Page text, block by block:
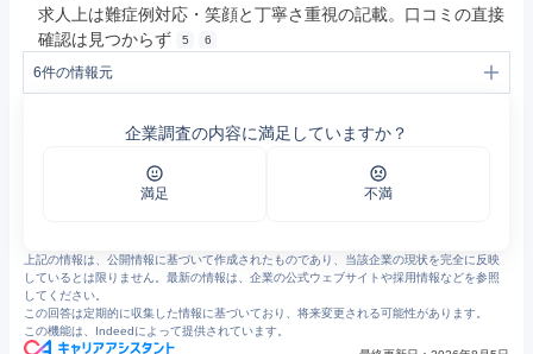
求人上は難症例対応・笑顔と丁寧さ重視の記載。口コミの直接
確認は見つからず
5 6
6件の情報元
https://www.ihara-dc.net/treatment/oral.html
【2026年最新】井原歯科クリニックの歯科衛生士求人(正職員) | ジョブメドレー
企業調査の内容に満足していますか？
満足 不満
上記の情報は、公開情報に基づいて作成されたものであり、当該企業の現状を完全に反映
しているとは限りません。最新の情報は、企業の公式ウェブサイトや採用情報などを参照
してください。
この回答は定期的に収集した情報に基づいており、将来変更される可能性があります。
この機能は、Indeedによって提供されています。